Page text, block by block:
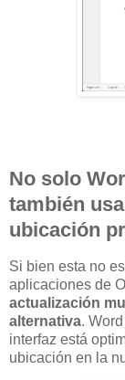
No solo
también
ubicación
Si bien esta no
aplicaciones de
actualización
alternativa.
interfaz está
ubicación en la